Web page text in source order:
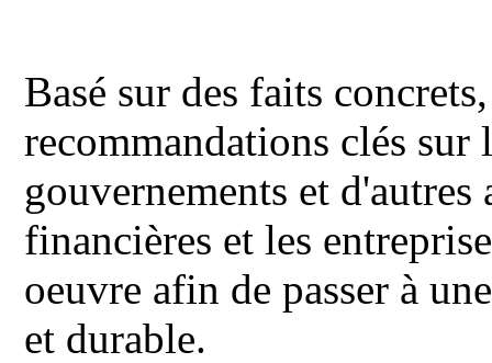
Basé sur des faits
recommandations clés sur
gouvernements et
financières et les
oeuvre afin de passer à
et durable.